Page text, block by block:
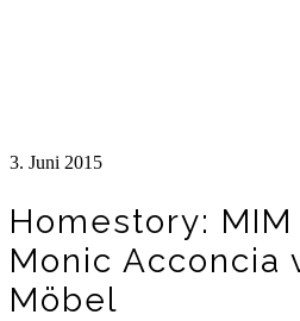
3. Juni 2015
Homestory:
Monic Acconcia
Möbel